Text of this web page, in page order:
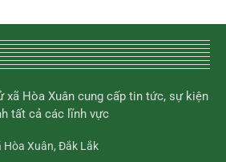
xã Hòa Xuân cung cấp tin tức, sự kiện
tất cả các lĩnh vực
Hòa Xuân, Đắk Lắk